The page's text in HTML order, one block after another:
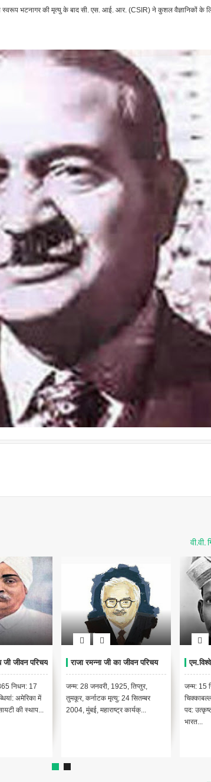
भटनागर की मृत्यु के बाद सी. एस. आई. आर. (CSIR) ने कुशल वैज्ञानिकों के
वी.वी.
जी जीवन परिचय
निधन: 17
अमेरिका में
की स्थाप...
राजा रमन्ना जी का जीवन परिचय
जन्म: 28 जनवरी, 1925, तिप्तुर,
तुमकूर, कर्नाटक मृत्यु: 24 सितम्बर
2004, मुंबई, महाराष्ट्र कार्यक्...
जन्म: 15
पद:
भारत...